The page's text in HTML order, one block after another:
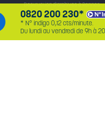
0820 200 230*
* N° indigo 0,12 cts/minute.
Du lundi au vendredi de 9h à
Destruction d'archives à Rennes
Destruction d'archives